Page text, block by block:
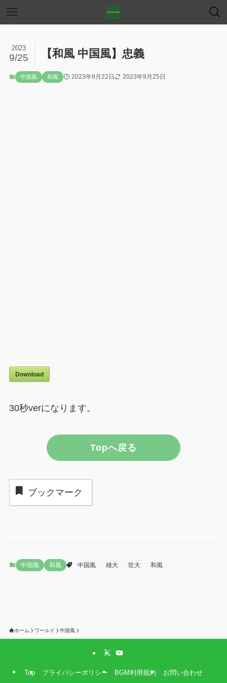
【和風 中国風】忠義
2023
9/25
中国風 和風 2023年9月22日 2023年9月25日
Download
30秒verになります。
Topへ戻る
ブックマーク
中国風 和風 中国風 雄大 壮大 和風
ホーム ワールド 中国風
Top プライバシーポリシー BGM利用規約 お問い合わせ